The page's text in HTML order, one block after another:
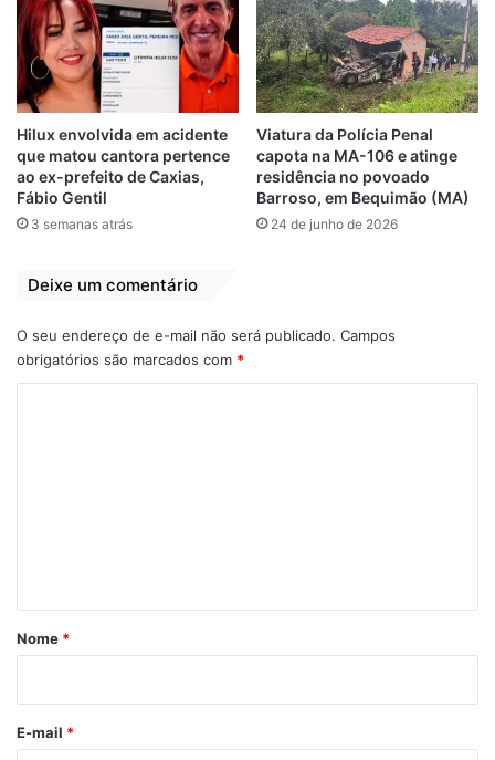
Hilux envolvida em acidente
que matou cantora pertence
ao ex-prefeito de Caxias,
Fábio Gentil
3 semanas atrás
Viatura da Polícia Penal
capota na MA-106 e atinge
residência no povoado
Barroso, em Bequimão (MA)
24 de junho de 2026
Deixe um comentário
O seu endereço de e-mail não será publicado. Campos
obrigatórios são marcados com *
r
*
Nome *
E-mail *